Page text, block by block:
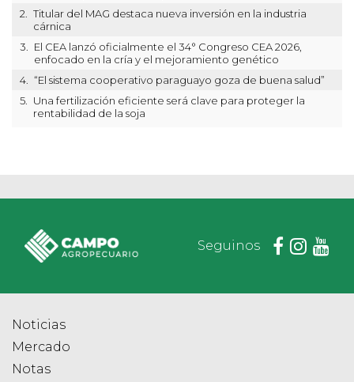
2.
Titular del MAG destaca nueva inversión en la industria
cárnica
3.
El CEA lanzó oficialmente el 34° Congreso CEA 2026,
enfocado en la cría y el mejoramiento genético
4.
“El sistema cooperativo paraguayo goza de buena salud”
5.
Una fertilización eficiente será clave para proteger la
rentabilidad de la soja
Seguinos
Noticias
Mercado
Notas